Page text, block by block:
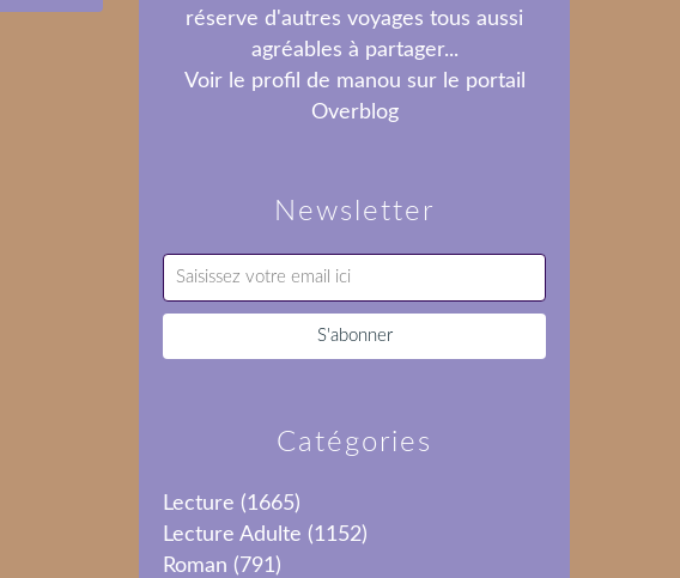
Newsletter
Catégories
Lecture (1665)
Lecture Adulte (1152)
Roman (791)
réserve d'autres voyages tous aussi
agréables à partager...
Voir le profil de manou sur le portail
Overblog